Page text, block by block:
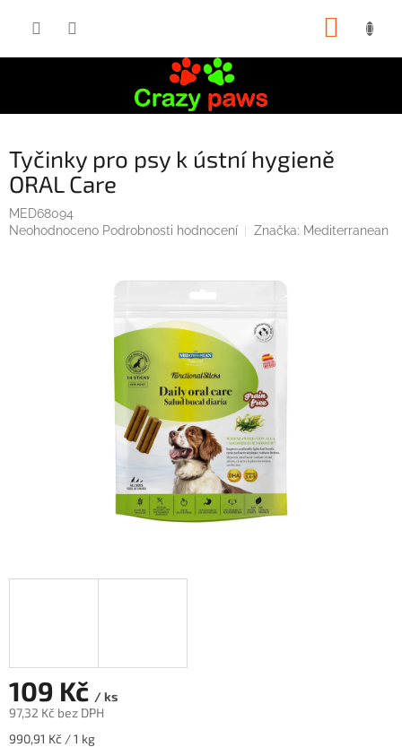
Tyčinky pro psy k ústní hygieně
ORAL Care
MED68094
Průměrné
Neohodnoceno Podrobnosti hodnocení Značka: Mediterranean
109 Kč / ks
97,32 Kč bez DPH
Měrná
990,91 Kč / 1 kg